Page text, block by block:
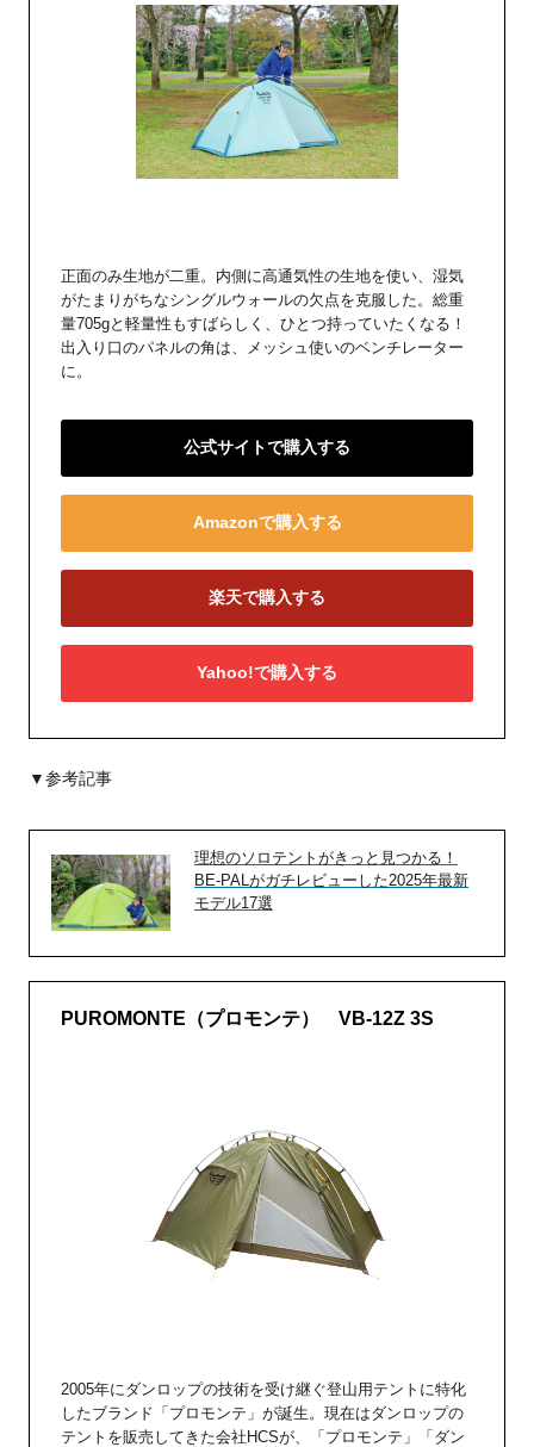
正面のみ生地が二重。内側に高通気性の生地を使い、湿気
がたまりがちなシングルウォールの欠点を克服した。総重
量705gと軽量性もすばらしく、ひとつ持っていたくなる！
出入り口のパネルの角は、メッシュ使いのベンチレーター
に。
公式サイトで購入する
Amazonで購入する
楽天で購入する
Yahoo!で購入する
▼参考記事
理想のソロテントがきっと見つかる！
BE-PALがガチレビューした2025年最新
モデル17選
PUROMONTE（プロモンテ） VB-12Z 3S
2005年にダンロップの技術を受け継ぐ登山用テントに特化
したブランド「プロモンテ」が誕生。現在はダンロップの
テントを販売してきた会社HCSが、「プロモンテ」「ダン